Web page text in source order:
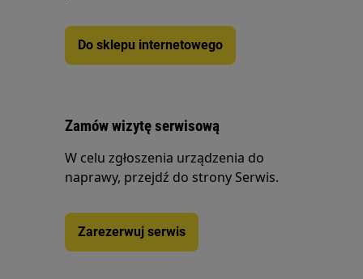
Do sklepu internetowego
Zamów wizytę serwisową
W celu zgłoszenia urządzenia do
naprawy, przejdź do strony Serwis.
Zarezerwuj serwis